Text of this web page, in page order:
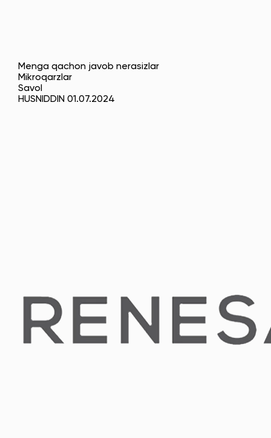
Menga qachon javob nerasizlar
Mikroqarzlar
Savol
HUSNIDDIN 01.07.2024